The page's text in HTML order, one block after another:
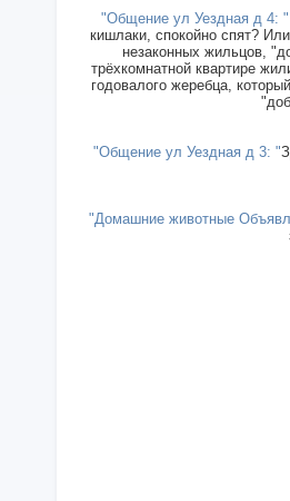
"Общение ул Уездная д 4: "
кишлаки, спокойно спят?
незаконных жильцов,
трёхкомнатной квартире
годовалого жеребца,
"Общение ул Уездная д 3: "
"Домашние животные